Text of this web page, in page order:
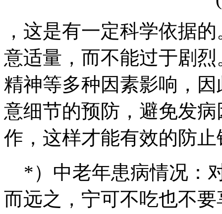
，这是有一定科学依据
意适量，而不能过于剧
精神等多种因素影响，
意细节的预防，避免发
作，这样才能有效的防
*）中老年患病情况：
而远之，宁可不吃也不